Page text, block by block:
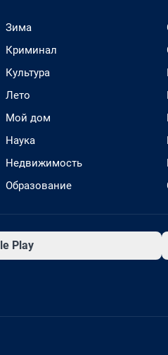
Зима
Криминал
Культура
Лето
Мой дом
Наука
Недвижимость
Образование
Play